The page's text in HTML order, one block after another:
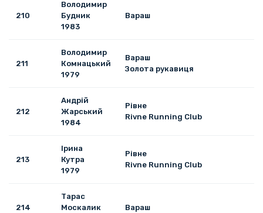
210
Володимир
Будник
1983
Вараш
211
Володимир
Комнацький
1979
Вараш
Золота рукавиця
212
Андрій
Жарський
1984
Рівне
Rivne Running Club
213
Ірина
Кутра
1979
Рівне
Rivne Running Club
214
Тарас
Москалик
Вараш